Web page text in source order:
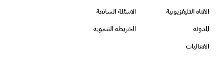
القناة التليفزيونية
الاسئلة الشائعة
المدونة
الخريطة التنموية
الفعاليات